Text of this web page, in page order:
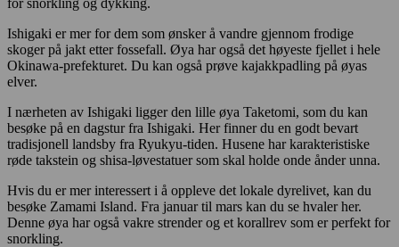
Ishigaki er mer for dem som ønsker å vandre gjennom frodige
skoger på jakt etter fossefall. Øya har også det høyeste fjellet i hele
Okinawa-prefekturet. Du kan også prøve kajakkpadling på øyas
elver.
I nærheten av Ishigaki ligger den lille øya Taketomi, som du kan
besøke på en dagstur fra Ishigaki. Her finner du en godt bevart
tradisjonell landsby fra Ryukyu-tiden. Husene har karakteristiske
røde takstein og shisa-løvestatuer som skal holde onde ånder unna.
Hvis du er mer interessert i å oppleve det lokale dyrelivet, kan du
besøke Zamami Island. Fra januar til mars kan du se hvaler her.
Denne øya har også vakre strender og et korallrev som er perfekt for
snorkling.